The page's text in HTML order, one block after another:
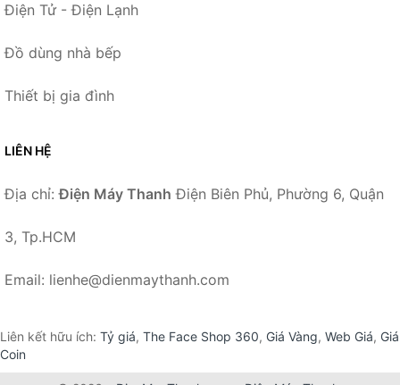
Điện Tử - Điện Lạnh
Đồ dùng nhà bếp
Thiết bị gia đình
LIÊN HỆ
Địa chỉ:Điện Máy Thanh Điện Biên Phủ, Phường 6, Quận
3, Tp.HCM
Email: lienhe@dienmaythanh.com
Liên kết hữu ích: Tỷ giá, The Face Shop 360, Giá Vàng, Web Giá, Giá
Coin